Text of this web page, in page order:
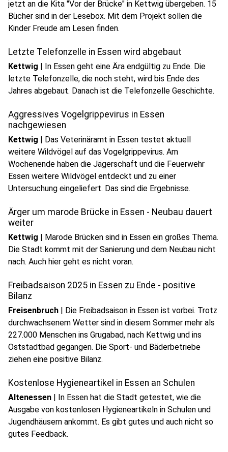
jetzt an die Kita "Vor der Brücke" in Kettwig übergeben. 15
Bücher sind in der Lesebox. Mit dem Projekt sollen die
Kinder Freude am Lesen finden.
Letzte Telefonzelle in Essen wird abgebaut
Kettwig | In Essen geht eine Ära endgültig zu Ende. Die
letzte Telefonzelle, die noch steht, wird bis Ende des
Jahres abgebaut. Danach ist die Telefonzelle Geschichte.
Aggressives Vogelgrippevirus in Essen
nachgewiesen
Kettwig | Das Veterinäramt in Essen testet aktuell
weitere Wildvögel auf das Vogelgrippevirus. Am
Wochenende haben die Jägerschaft und die Feuerwehr
Essen weitere Wildvögel entdeckt und zu einer
Untersuchung eingeliefert. Das sind die Ergebnisse.
Ärger um marode Brücke in Essen - Neubau dauert
weiter
Kettwig | Marode Brücken sind in Essen ein großes Thema.
Die Stadt kommt mit der Sanierung und dem Neubau nicht
nach. Auch hier geht es nicht voran.
Freibadsaison 2025 in Essen zu Ende - positive
Bilanz
Freisenbruch | Die Freibadsaison in Essen ist vorbei. Trotz
durchwachsenem Wetter sind in diesem Sommer mehr als
227.000 Menschen ins Grugabad, nach Kettwig und ins
Oststadtbad gegangen. Die Sport- und Bäderbetriebe
ziehen eine positive Bilanz.
Kostenlose Hygieneartikel in Essen an Schulen
Altenessen | In Essen hat die Stadt getestet, wie die
Ausgabe von kostenlosen Hygieneartikeln in Schulen und
Jugendhäusern ankommt. Es gibt gutes und auch nicht so
gutes Feedback.